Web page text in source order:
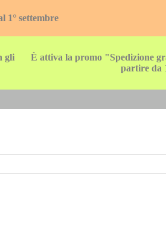
1° settembre
gli
È attiva la promo "Spedizione
partire da